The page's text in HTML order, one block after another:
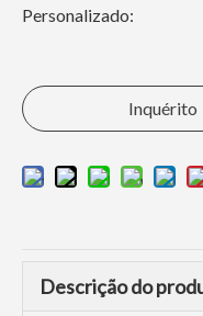
Personalizado:
Inquérito
Descrição do